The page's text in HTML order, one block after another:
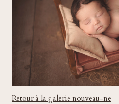
Retour à la galerie nouveau-ne